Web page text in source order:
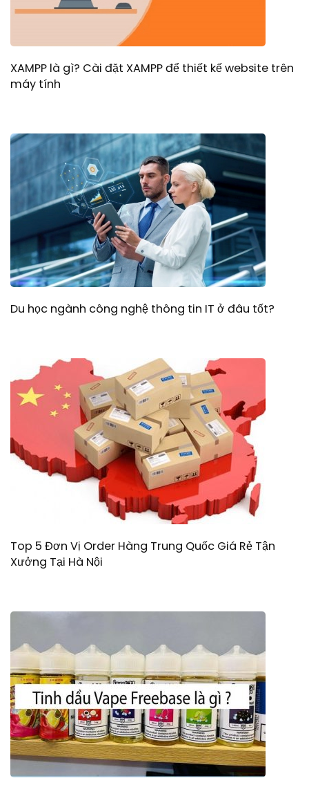
XAMPP là gì? Cài đặt XAMPP để thiết kế website trên
máy tính
Du học ngành công nghệ thông tin IT ở đâu tốt?
Top 5 Đơn Vị Order Hàng Trung Quốc Giá Rẻ Tận
Xưởng Tại Hà Nội